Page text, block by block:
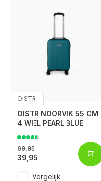
OISTR
OISTR NOORVIK 55 CM
4 WIEL PEARL BLUE
69,95
39,95
Vergelijk